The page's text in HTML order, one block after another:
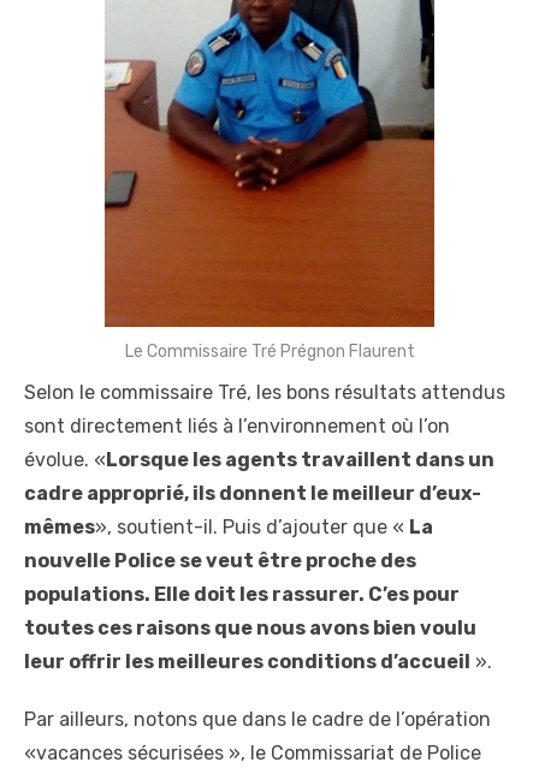
Le Commissaire Tré Prégnon Flaurent
Selon le commissaire Tré, les bons résultats attendus
sont directement liés à l’environnement où l’on
évolue. «Lorsque les agents travaillent dans un
cadre approprié, ils donnent le meilleur d’eux-
mêmes», soutient-il. Puis d’ajouter que « La
nouvelle Police se veut être proche des
populations. Elle doit les rassurer. C’es pour
toutes ces raisons que nous avons bien voulu
leur offrir les meilleures conditions d’accueil ».
Par ailleurs, notons que dans le cadre de l’opération
«vacances sécurisées », le Commissariat de Police